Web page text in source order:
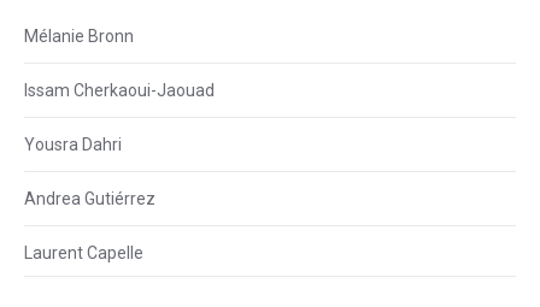
Mélanie Bronn
Issam Cherkaoui-Jaouad
Yousra Dahri
Andrea Gutiérrez
Laurent Capelle